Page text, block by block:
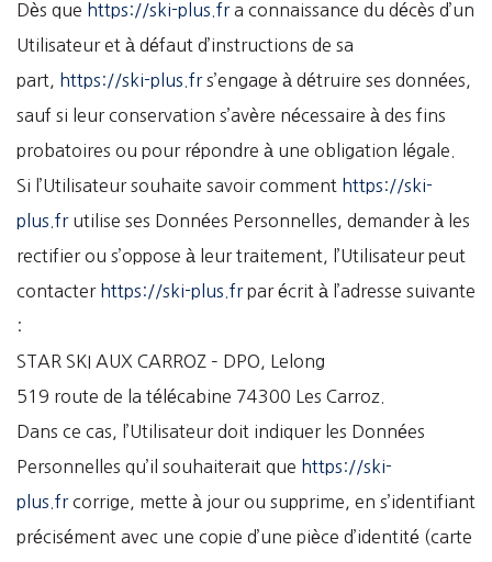
Dès que https://ski-plus.fra connaissance du décès d’un
Utilisateur et à défaut d’instructions de sa
part,
https://ski-plus.frs’engage à détruire ses données,
sauf si leur conservation s’avère nécessaire à des fins
probatoires ou pour répondre à une obligation légale.
Si l’Utilisateur souhaite savoir comment https://ski-
plus.frutilise ses Données Personnelles, demander à les
rectifier ou s’oppose à leur traitement, l’Utilisateur peut
contacter https://ski-plus.frpar écrit à l’adresse suivante
:
STAR SKI AUX CARROZ – DPO, Lelong
519 route de la télécabine 74300 Les Carroz.
Dans ce cas, l’Utilisateur doit indiquer les Données
Personnelles qu’il souhaiterait que https://ski-
plus.frcorrige, mette à jour ou supprime, en s’identifiant
précisément avec une copie d’une pièce d’identité (carte